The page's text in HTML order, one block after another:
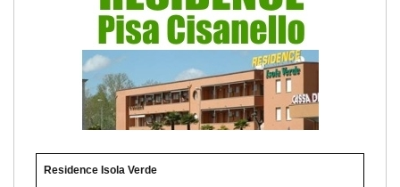
Residence Isola Verde